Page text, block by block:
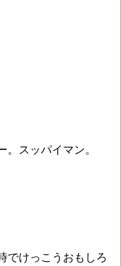
。スッパイマン。
でけっこうおもしろ